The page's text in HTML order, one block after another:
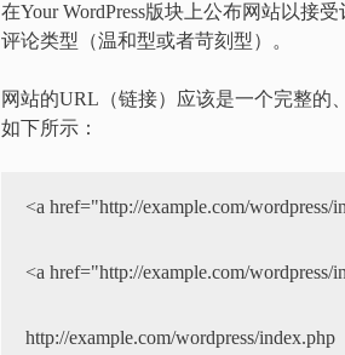
在Your WordPress版块上公布网站以接
评论类型（温和型或者苛刻型）。
网站的URL（链接）应该是一个完整的
如下所示：
<a href="http://example.com/wordpress/
<a href="http://example.com/
http://example.com/wordpress/index.php